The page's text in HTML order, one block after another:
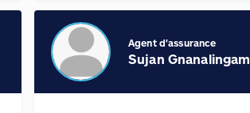
Agent d'assurance
Sujan Gnanalingam